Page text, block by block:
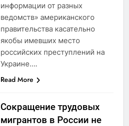
информации от разных
ведомств» американского
правительства касательно
якобы имевших место
российских преступлений на
Украине….
Read More
Сокращение трудовых
мигрантов в России не